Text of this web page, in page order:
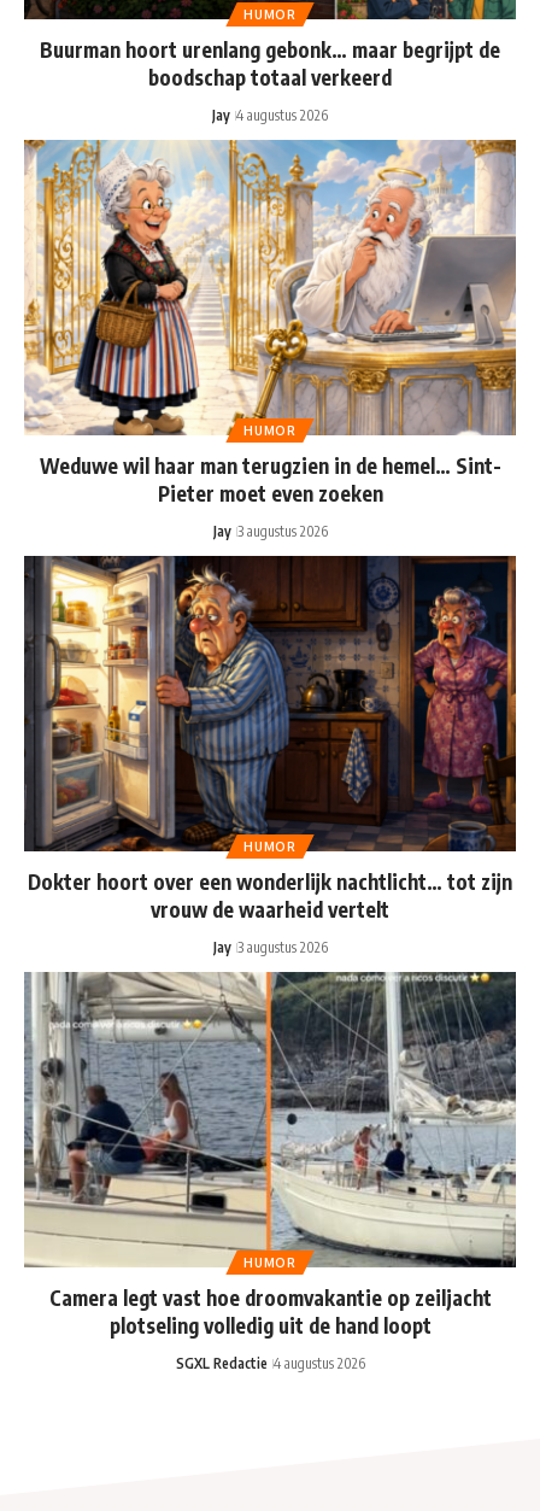
HUMOR
Buurman hoort urenlang gebonk… maar begrijpt de
boodschap totaal verkeerd
Jay 4 augustus 2026
HUMOR
Weduwe wil haar man terugzien in de hemel… Sint-
Pieter moet even zoeken
Jay 3 augustus 2026
HUMOR
Dokter hoort over een wonderlijk nachtlicht… tot zijn
vrouw de waarheid vertelt
Jay 3 augustus 2026
HUMOR
Camera legt vast hoe droomvakantie op zeiljacht
plotseling volledig uit de hand loopt
SGXL Redactie 4 augustus 2026